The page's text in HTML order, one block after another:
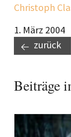
Christoph
1. März 2004
zurück
Beiträge